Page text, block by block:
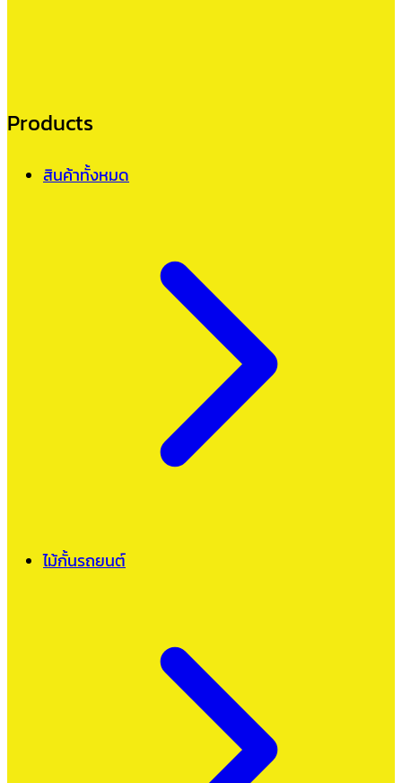
Products
สินค้าทั้งหมด
ไม้กั้นรถยนต์